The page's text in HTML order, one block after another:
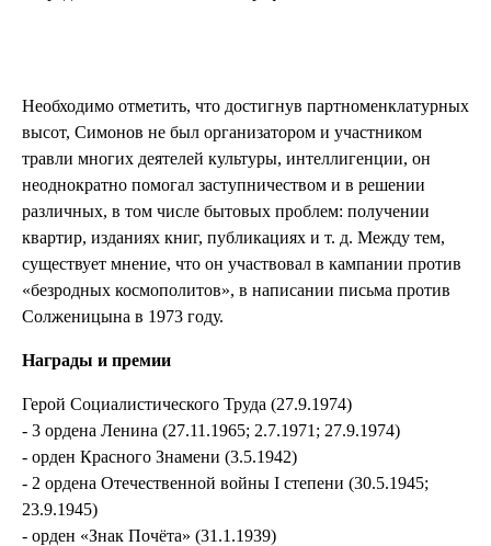
Необходимо отметить, что достигнув партноменклатурных
высот, Симонов не был организатором и участником
травли многих деятелей культуры, интеллигенции, он
неоднократно помогал заступничеством и в решении
различных, в том числе бытовых проблем: получении
квартир, изданиях книг, публикациях и т. д. Между тем,
существует мнение, что он участвовал в кампании против
«безродных космополитов», в написании письма против
Солженицына в 1973 году.
Награды и премии
Герой Социалистического Труда (27.9.1974)
- 3 ордена Ленина (27.11.1965; 2.7.1971; 27.9.1974)
- орден Красного Знамени (3.5.1942)
- 2 ордена Отечественной войны I степени (30.5.1945;
23.9.1945)
- орден «Знак Почёта» (31.1.1939)